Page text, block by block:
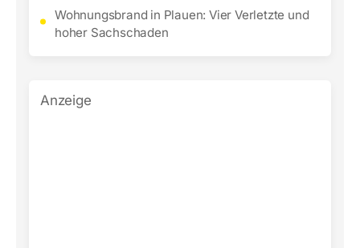
Wohnungsbrand in Plauen: Vier Verletzte und
hoher Sachschaden
Anzeige